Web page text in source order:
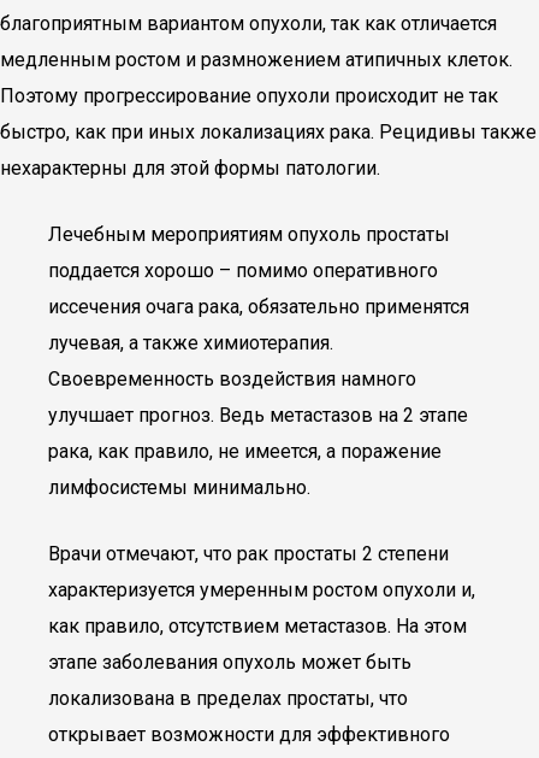
благоприятным вариантом опухоли, так как отличается
медленным ростом и размножением атипичных клеток.
Поэтому прогрессирование опухоли происходит не так
быстро, как при иных локализациях рака. Рецидивы также
нехарактерны для этой формы патологии.
Лечебным мероприятиям опухоль простаты
поддается хорошо – помимо оперативного
иссечения очага рака, обязательно применятся
лучевая, а также химиотерапия.
Своевременность воздействия намного
улучшает прогноз. Ведь метастазов на 2 этапе
рака, как правило, не имеется, а поражение
лимфосистемы минимально.
Врачи отмечают, что рак простаты 2 степени
характеризуется умеренным ростом опухоли и,
как правило, отсутствием метастазов. На этом
этапе заболевания опухоль может быть
локализована в пределах простаты, что
открывает возможности для эффективного